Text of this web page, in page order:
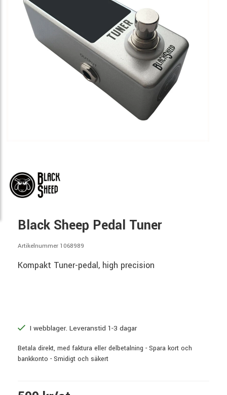
Black Sheep Pedal Tuner
Artikelnummer 1068989
Kompakt Tuner-pedal, high precision
I webblager. Leveranstid 1-3 dagar
Betala direkt, med faktura eller delbetalning - Spara kort och
bankkonto - Smidigt och säkert